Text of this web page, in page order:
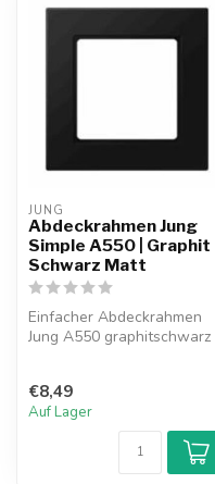
JUNG
Abdeckrahmen Jung
Simple A550 | Graphit
Schwarz Matt
Einfacher Abdeckrahmen
Jung A550 graphitschwarz
€8,49
Auf Lager